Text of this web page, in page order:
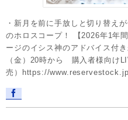
・新月を前に手放しと切り替え
のホロスコープ！ 【2026年1年
ージのイシス神のアドバイス付
（金）20時から 購入者様向け
売）https://